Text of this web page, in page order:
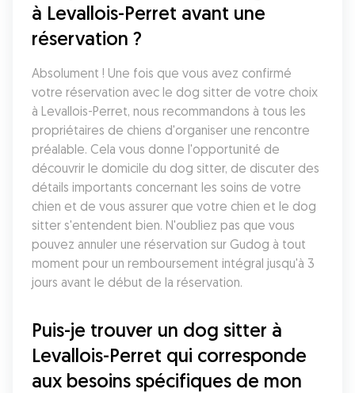
à Levallois-Perret avant une
réservation ?
Absolument ! Une fois que vous avez confirmé
votre réservation avec le dog sitter de votre choix
à Levallois-Perret, nous recommandons à tous les
propriétaires de chiens d'organiser une rencontre
préalable. Cela vous donne l'opportunité de
découvrir le domicile du dog sitter, de discuter des
détails importants concernant les soins de votre
chien et de vous assurer que votre chien et le dog
sitter s'entendent bien. N'oubliez pas que vous
pouvez annuler une réservation sur Gudog à tout
moment pour un remboursement intégral jusqu'à 3
jours avant le début de la réservation.
Puis-je trouver un dog sitter à
Levallois-Perret qui corresponde
aux besoins spécifiques de mon